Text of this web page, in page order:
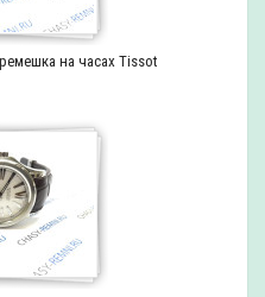
на часах Tissot